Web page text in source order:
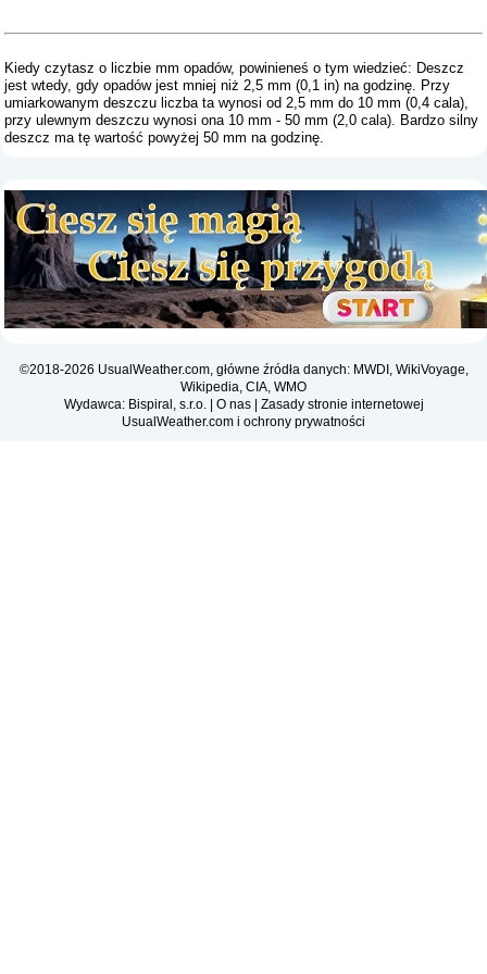
Kiedy czytasz o liczbie mm opadów, powinieneś o tym wiedzieć: Deszcz
jest wtedy, gdy opadów jest mniej niż 2,5 mm (0,1 in) na godzinę. Przy
umiarkowanym deszczu liczba ta wynosi od 2,5 mm do 10 mm (0,4 cala),
przy ulewnym deszczu wynosi ona 10 mm - 50 mm (2,0 cala). Bardzo silny
deszcz ma tę wartość powyżej 50 mm na godzinę.
©2018-2026 UsualWeather.com, główne źródła danych: MWDI, WikiVoyage,
Wikipedia, CIA, WMO
Wydawca: Bispiral, s.r.o. | O nas| Zasady stronie internetowej
UsualWeather.com i ochrony prywatności